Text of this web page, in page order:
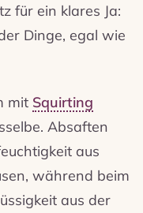
für ein klares Ja:
Dinge, egal wie
mit Squirting
Absaften
aus
während beim
aus der